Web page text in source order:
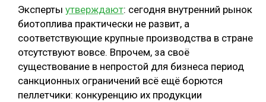
ЛОГИСТИКА
ПРОИЗВОДСТВО ДРЕВЕСНЫХ ПЛИТ
КОМПЛЕКСНАЯ ПЕРЕРАБОТКА
ПОДБОРКИ СТАТЕЙ
Эксперты утверждают: сегодня внутренний рынок
биотоплива практически не развит, а
соответствующие крупные производства в стране
отсутствуют вовсе. Впрочем, за своё
существование в непростой для бизнеса период
санкционных ограничений всё ещё борются
пеллетчики: конкуренцию их продукции